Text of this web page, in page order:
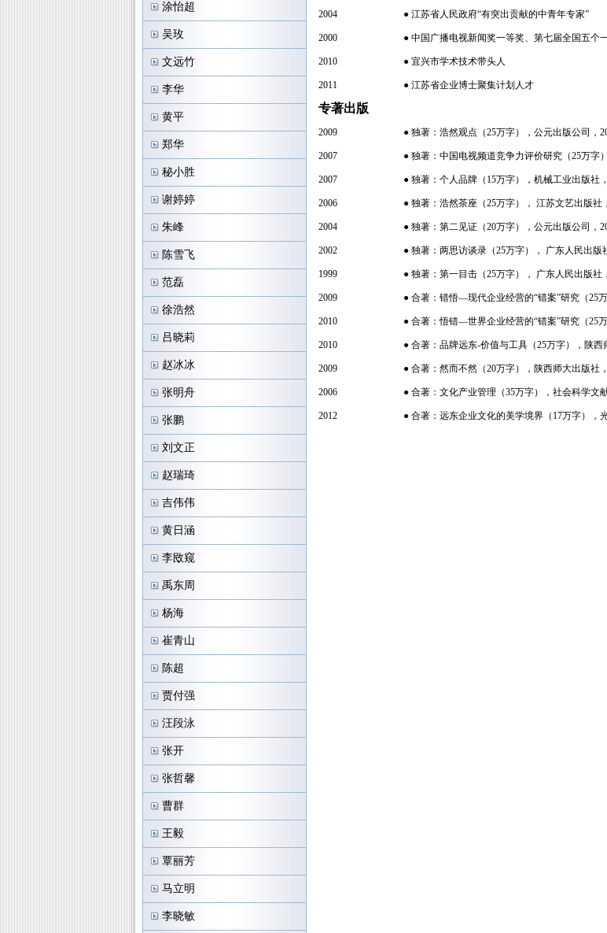
涂怡超
吴玫
文远竹
李华
黄平
郑华
秘小胜
谢婷婷
朱峰
陈雪飞
范磊
徐浩然
吕晓莉
赵冰冰
张明舟
张鹏
刘文正
赵瑞琦
吉伟伟
黄日涵
李敃窥
禹东周
杨海
崔青山
陈超
贾付强
汪段泳
张开
张哲馨
曹群
王毅
覃丽芳
马立明
李晓敏
2004
2000
2010
2011
● 江苏省人民政府“有突出贡献的中青年专家”
● 中国广播电视新闻奖一等奖、第七届全国五个
● 宜兴市学术技术带头人
● 江苏省企业博士聚集计划人才
专著出版
2009
2007
2007
2006
2004
2002
1999
● 独著： 浩然观点（25万字），公元出版公司，
● 独著： 中国电视频道竞争力评价研究（25万字
● 独著： 个人品牌（ 15万字），机械工业出版社，
● 独著： 浩然茶座（25万字）， 江苏文艺出版社，
● 独著： 第二见证（20万字），公元出版公司，
● 独著： 两思访谈录（25万字）， 广东人民出版
● 独著： 第一目击（25万字）， 广东人民出版社，
2009
2010
2010
2009
2006
2012
● 合著：错悟—现代企业经营的“错案”研究（25
● 合著：悟错—世界企业经营的“错案”研究（25
● 合著：品牌远东-价值与工具（25万字），陕西
● 合著：然而不然（20万字），陕西师大出版社，
● 合著：文化产业管理（35万字），社会科学文
● 合著：远东企业文化的美学境界（ 17万字），